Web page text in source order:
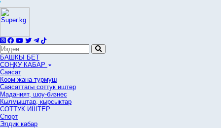
'
БАШКЫ БЕТ
СОҢКУ КАБАР
Саясат
Коом жана турмуш
Саясаттагы соттук иштер
Маданият, шоу-бизнес
Кылмыштар, кырсыктар
СОТТУК ИШТЕР
Спорт
Элдик кабар